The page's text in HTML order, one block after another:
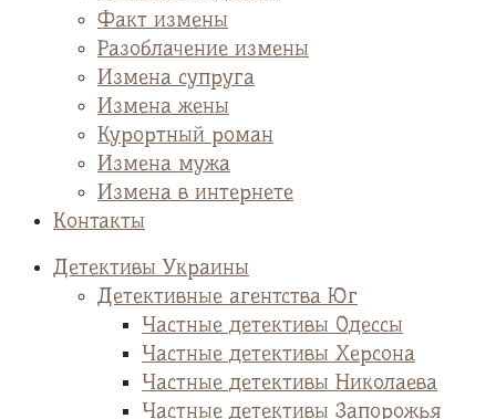
Факт измены
Разоблачение измены
Измена супруга
Измена жены
Курортный роман
Измена мужа
Измена в интернете
Контакты
Детективы Украины
Детективные агентства Юг
Частные детективы Одессы
Частные детективы Херсона
Частные детективы Николаева
Частные детективы Запорожья